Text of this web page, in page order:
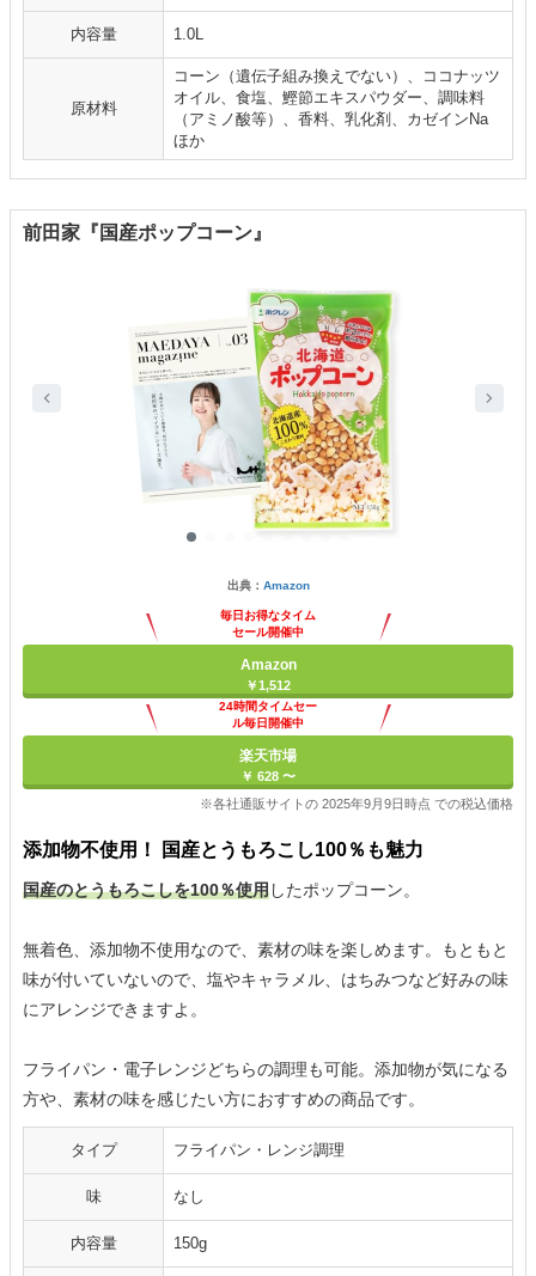
内容量 1.0L
原材料
コーン（遺伝子組み換えでない）、ココナッツ
オイル、食塩、鰹節エキスパウダー、調味料
（アミノ酸等）、香料、乳化剤、カゼインNa
ほか
前田家『国産ポップコーン』
出典： Amazon
毎日お得なタイム
セール開催中
Amazon
￥1,512
24時間タイムセー
ル毎日開催中
楽天市場
￥ 628 〜
※各社通販サイトの 2025年9月9日時点 での税込価格
添加物不使用！ 国産とうもろこし100％も魅力
国産のとうもろこしを100％使用したポップコーン。
無着色、添加物不使用なので、素材の味を楽しめます。もともと
味が付いていないので、塩やキャラメル、はちみつなど好みの味
にアレンジできますよ。
フライパン・電子レンジどちらの調理も可能。添加物が気になる
方や、素材の味を感じたい方におすすめの商品です。
タイプ フライパン・レンジ調理
味 なし
内容量 150g